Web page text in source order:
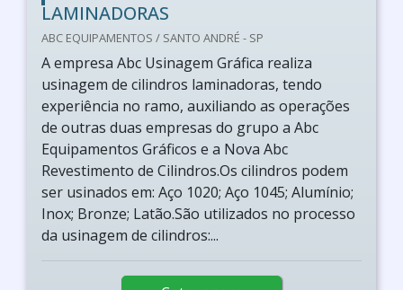
LAMINADORAS
ABC EQUIPAMENTOS / SANTO ANDRÉ - SP
A empresa Abc Usinagem Gráfica realiza
usinagem de cilindros laminadoras, tendo
experiência no ramo, auxiliando as operações
de outras duas empresas do grupo a Abc
Equipamentos Gráficos e a Nova Abc
Revestimento de Cilindros.Os cilindros podem
ser usinados em: Aço 1020; Aço 1045; Alumínio;
Inox; Bronze; Latão.São utilizados no processo
da usinagem de cilindros:...